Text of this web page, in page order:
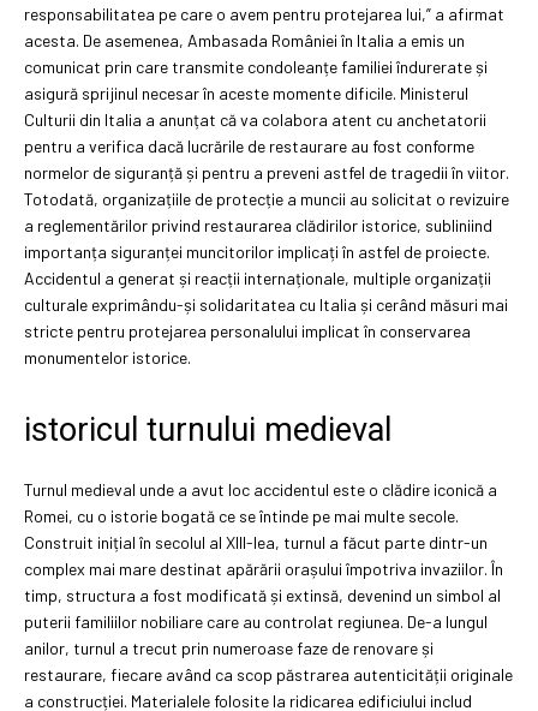
responsabilitatea pe care o avem pentru protejarea lui,” a afirmat
acesta. De asemenea, Ambasada României în Italia a emis un
comunicat prin care transmite condoleanțe familiei îndurerate și
asigură sprijinul necesar în aceste momente dificile. Ministerul
Culturii din Italia a anunțat că va colabora atent cu anchetatorii
pentru a verifica dacă lucrările de restaurare au fost conforme
normelor de siguranță și pentru a preveni astfel de tragedii în viitor.
Totodată, organizațiile de protecție a muncii au solicitat o revizuire
a reglementărilor privind restaurarea clădirilor istorice, subliniind
importanța siguranței muncitorilor implicați în astfel de proiecte.
Accidentul a generat și reacții internaționale, multiple organizații
culturale exprimându-și solidaritatea cu Italia și cerând măsuri mai
stricte pentru protejarea personalului implicat în conservarea
monumentelor istorice.
istoricul turnului medieval
Turnul medieval unde a avut loc accidentul este o clădire iconică a
Romei, cu o istorie bogată ce se întinde pe mai multe secole.
Construit inițial în secolul al XIII-lea, turnul a făcut parte dintr-un
complex mai mare destinat apărării orașului împotriva invaziilor. În
timp, structura a fost modificată și extinsă, devenind un simbol al
puterii familiilor nobiliare care au controlat regiunea. De-a lungul
anilor, turnul a trecut prin numeroase faze de renovare și
restaurare, fiecare având ca scop păstrarea autenticității originale
a construcției. Materialele folosite la ridicarea edificiului includ